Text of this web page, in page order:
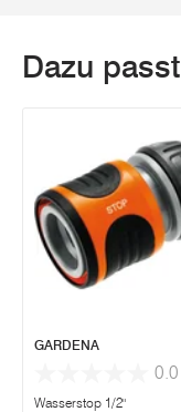
Dazu passt
GARDENA
0.0
Wasserstop 1/2"